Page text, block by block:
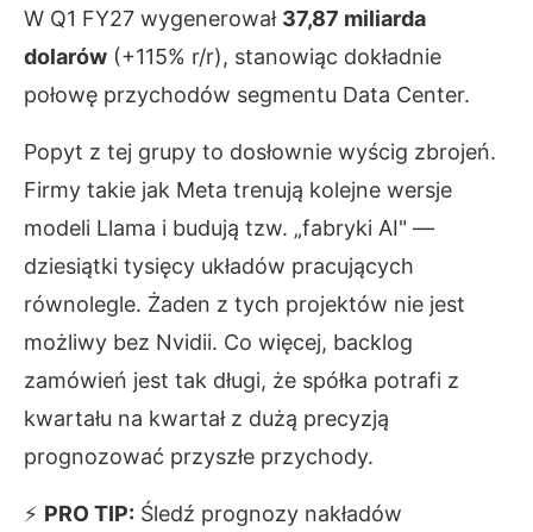
W Q1 FY27 wygenerował 37,87 miliarda
dolarów (+115% r/r), stanowiąc dokładnie
połowę przychodów segmentu Data Center.
Popyt z tej grupy to dosłownie wyścig zbrojeń.
Firmy takie jak Meta trenują kolejne wersje
modeli Llama i budują tzw. „fabryki AI" —
dziesiątki tysięcy układów pracujących
równolegle. Żaden z tych projektów nie jest
możliwy bez Nvidii. Co więcej, backlog
zamówień jest tak długi, że spółka potrafi z
kwartału na kwartał z dużą precyzją
prognozować przyszłe przychody.
⚡ PRO TIP: Śledź prognozy nakładów